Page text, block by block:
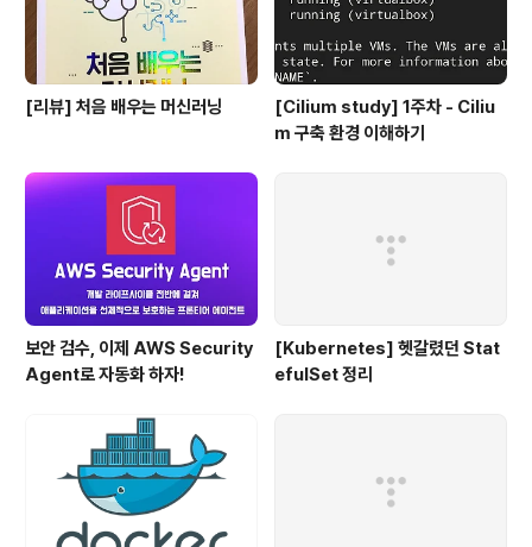
[리뷰] 처음 배우는 머신러닝
[Cilium study] 1주차 - Ciliu
m 구축 환경 이해하기
보안 검수, 이제 AWS Security
Agent로 자동화 하자!
[Kubernetes] 헷갈렸던 Stat
efulSet 정리